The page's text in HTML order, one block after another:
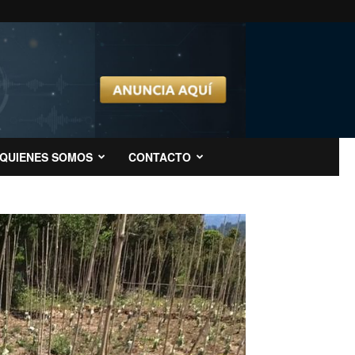
QUIENES SOMOS CONTACTO